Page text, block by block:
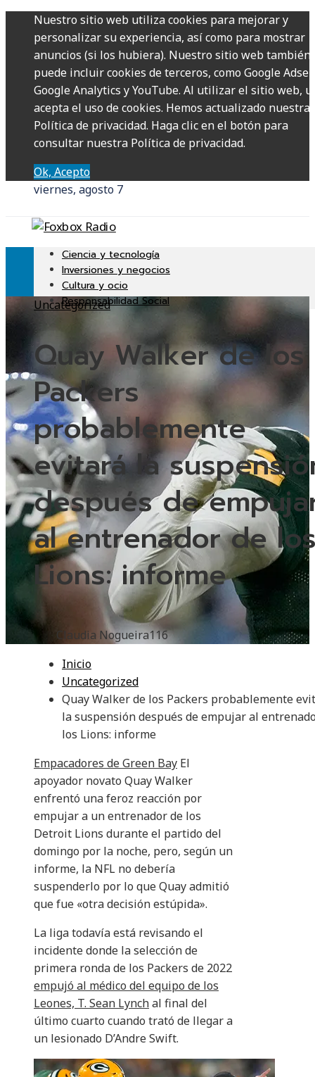
Nuestro sitio web utiliza cookies para mejorar y
personalizar su experiencia, así como para mostrar
anuncios (si los hubiera). Nuestro sitio web también
puede incluir cookies de terceros, como Google
Google Analytics y YouTube. Al utilizar el sitio web,
acepta el uso de cookies. Hemos actualizado nuestra
Política de privacidad. Haga clic en el botón para
consultar nuestra Política de privacidad.
Ok, Acepto
viernes, agosto 7
Ciencia y tecnología
Inversiones y negocios
Cultura y ocio
Responsabilidad Social
Uncategorized
Quay Walker de los
Packers
probablemente
evitará la
después de
al entrenador de
Lions: informe
Claudia Nogueira116
Inicio
Uncategorized
Quay Walker de los Packers probablemente
la suspensión después de empujar al
los Lions: informe
Empacadores de Green Bay El
apoyador novato Quay Walker
enfrentó una feroz reacción por
empujar a un entrenador de los
Detroit Lions durante el partido del
domingo por la noche, pero, según un
informe, la NFL no debería
suspenderlo por lo que Quay admitió
que fue «otra decisión estúpida».
La liga todavía está revisando el
incidente donde la selección de
primera ronda de los Packers de 2022
empujó al médico del equipo de los
Leones, T. Sean Lynchal final del
último cuarto cuando trató de llegar a
un lesionado D’Andre Swift.